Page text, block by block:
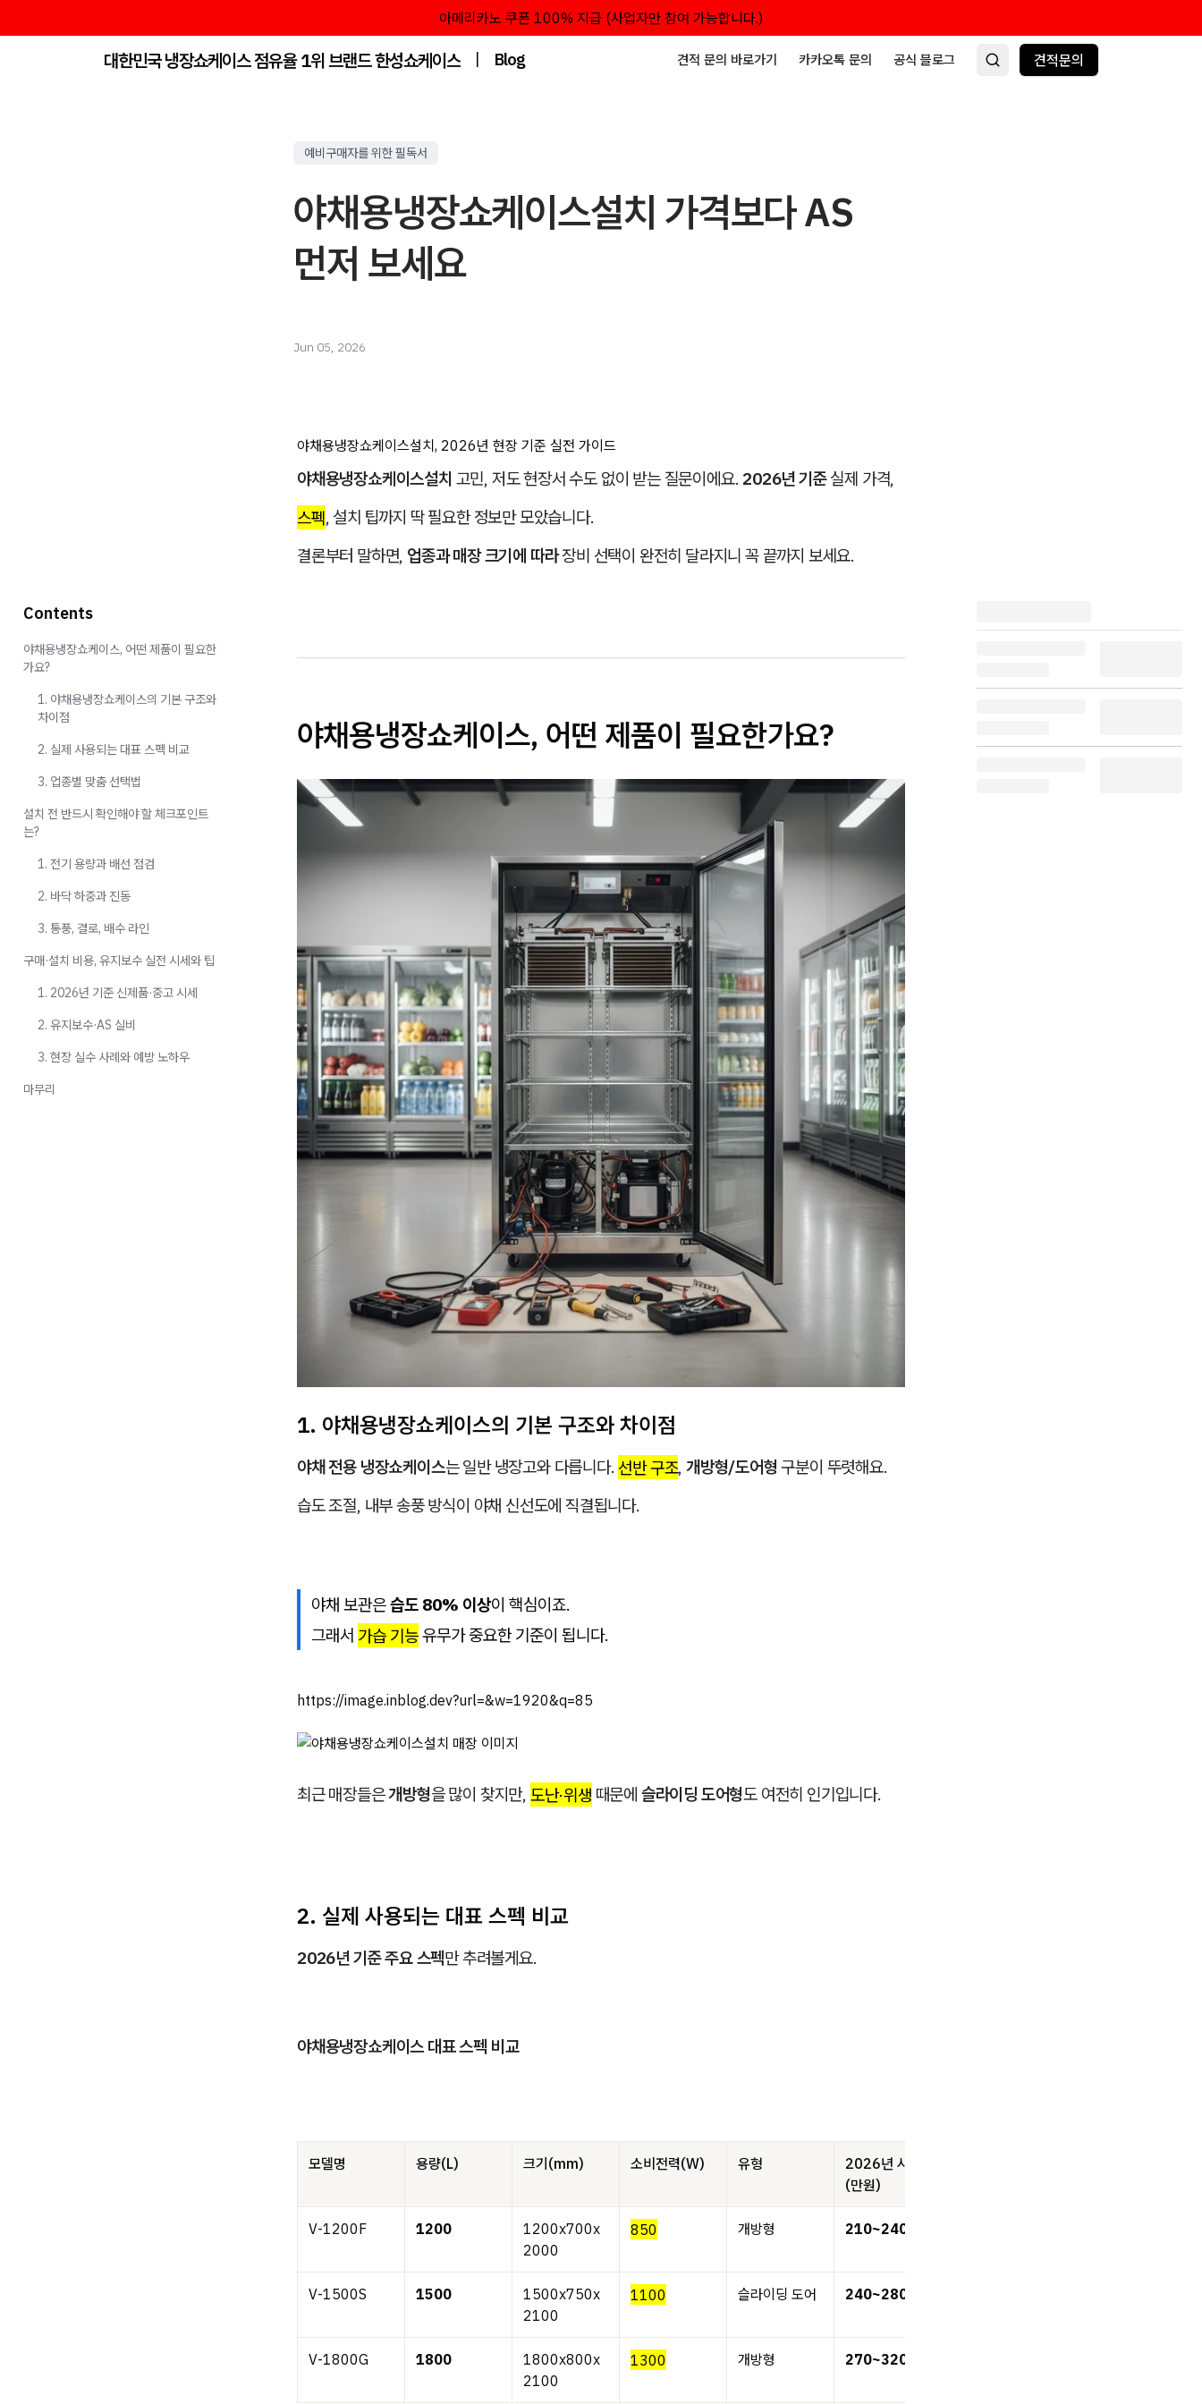
아메리카노 쿠폰 100% 지급 (사업자만 참여 가능합니다.)
대한민국 냉장쇼케이스 점유율 1위 브랜드 한성쇼케이스 | Blog 견적 문의 바로가기 카카오톡 문의 공식 블로그 견적문의
예비구매자를 위한 필독서
야채용냉장쇼케이스설치 가격보다 AS
먼저 보세요
Jun 05, 2026
야채용냉장쇼케이스설치, 2026년 현장 기준 실전 가이드
야채용냉장쇼케이스설치 고민, 저도 현장서 수도 없이 받는 질문이에요. 2026년 기준실제 가격,
스펙, 설치 팁까지 딱 필요한 정보만 모았습니다.
결론부터 말하면, 업종과 매장 크기에 따라장비 선택이 완전히 달라지니 꼭 끝까지 보세요.
야채용냉장쇼케이스, 어떤 제품이 필요한가요?
1. 야채용냉장쇼케이스의 기본 구조와 차이점
야채 전용 냉장쇼케이스는 일반 냉장고와 다릅니다. 선반 구조,개방형/도어형 구분이 뚜렷해요.
습도 조절, 내부 송풍 방식이 야채 신선도에 직결됩니다.
야채 보관은습도 80% 이상이 핵심이죠.
그래서 가습 기능유무가 중요한 기준이 됩니다.
https://image.inblog.dev?url=&w=1920&q=85
최근 매장들은개방형을 많이 찾지만, 도난·위생 때문에 슬라이딩 도어형도 여전히 인기입니다.
2. 실제 사용되는 대표 스펙 비교
2026년 기준 주요 스펙만 추려볼게요.
야채용냉장쇼케이스 대표 스펙 비교
모델명 용량(L) 크기(mm) 소비전력(W) 유형
2026년 시세
(만원)
V-1200F 1200
1200x700x
2000
850 개방형 210~240
V-1500S 1500
1500x750x
2100
1100 슬라이딩 도어 240~280
V-1800G 1800
1800x800x
2100
1300 개방형 270~320
Contents
야채용냉장쇼케이스, 어떤 제품이 필요한
가요?
1. 야채용냉장쇼케이스의 기본 구조와
차이점
2. 실제 사용되는 대표 스펙 비교
3. 업종별 맞춤 선택법
설치 전 반드시 확인해야 할 체크포인트
는?
1. 전기 용량과 배선 점검
2. 바닥 하중과 진동
3. 통풍, 결로, 배수 라인
구매·설치 비용, 유지보수 실전 시세와 팁
1. 2026년 기준 신제품·중고 시세
2. 유지보수·AS 실비
3. 현장 실수 사례와 예방 노하우
마무리